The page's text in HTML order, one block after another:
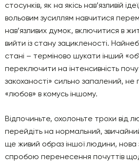
стосунків, як на якісь нав’язливій
вольовим зусиллям навчитися
нав’язливих думок, включитися в
вийти із стану зацикленості.
стані – терміново шукати інший
переключити на інтенсивність
закоханості» сильно запалений,
«любов» в комусь іншому.
Відпочиньте, охолоньте трохи від
перейдіть на нормальний,
ще живий образ іншої людини, нова
спробою перенесення почуттів